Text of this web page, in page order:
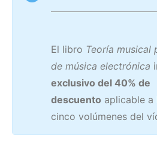
El libro Teoría musical
de música electrónica
exclusivo del 40% de
descuento aplicable
cinco volúmenes del